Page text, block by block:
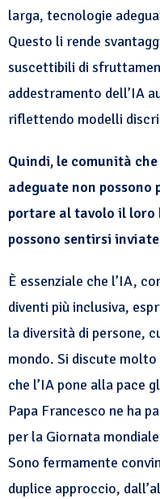
larga, tecnologie
Questo li rende
suscettibili di
addestramento dell’IA
riflettendo modelli
Quindi, le comunità
adeguate non possono
portare al tavolo il loro
possono sentirsi
È essenziale che l’IA,
diventi più inclusiva,
la diversità di persone,
mondo. Si discute
che l’IA pone alla pace
Papa Francesco ne ha
per la Giornata
Sono fermamente
duplice approccio,